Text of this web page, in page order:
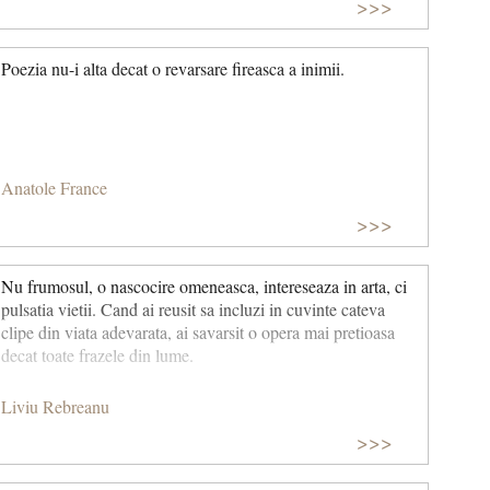
>>>
Poezia nu-i alta decat o revarsare fireasca a inimii.
Anatole France
>>>
Nu frumosul, o nascocire omeneasca, intereseaza in arta, ci
pulsatia vietii. Cand ai reusit sa incluzi in cuvinte cateva
clipe din viata adevarata, ai savarsit o opera mai pretioasa
decat toate frazele din lume.
Liviu Rebreanu
>>>